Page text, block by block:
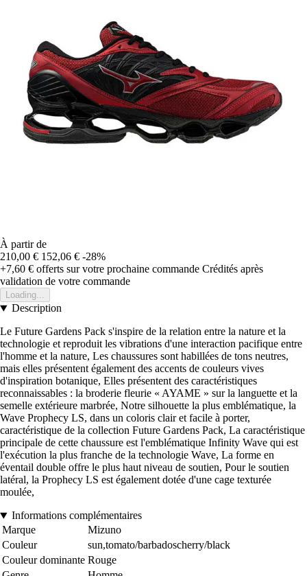
À partir de
210,00 € 152,06 € -28%
+7,60 € offerts sur votre prochaine commande Crédités après
validation de votre commande
Loading...
Description
Le Future Gardens Pack s'inspire de la relation entre la nature et la
technologie et reproduit les vibrations d'une interaction pacifique entre
l'homme et la nature, Les chaussures sont habillées de tons neutres,
mais elles présentent également des accents de couleurs vives
d'inspiration botanique, Elles présentent des caractéristiques
reconnaissables : la broderie fleurie « AYAME » sur la languette et la
semelle extérieure marbrée, Notre silhouette la plus emblématique, la
Wave Prophecy LS, dans un coloris clair et facile à porter,
caractéristique de la collection Future Gardens Pack, La caractéristique
principale de cette chaussure est l'emblématique Infinity Wave qui est
l'exécution la plus franche de la technologie Wave, La forme en
éventail double offre le plus haut niveau de soutien, Pour le soutien
latéral, la Prophecy LS est également dotée d'une cage texturée
moulée,
Informations complémentaires
Marque
Mizuno
Couleur
sun,tomato/barbadoscherry/black
Couleur dominante Rouge